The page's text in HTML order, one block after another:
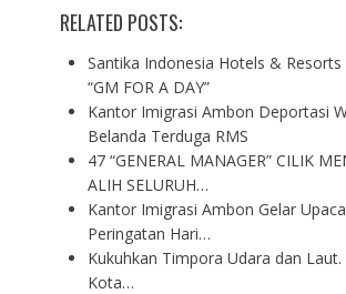
RELATED POSTS:
Santika Indonesia Hotels & Resorts
“GM FOR A DAY”
Kantor Imigrasi Ambon Deportasi
Belanda Terduga RMS
47 “GENERAL MANAGER” CILIK
ALIH SELURUH…
Kantor Imigrasi Ambon Gelar
Peringatan Hari…
Kukuhkan Timpora Udara dan Laut.
Kota…